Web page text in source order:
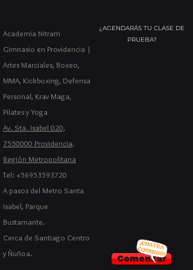
Academia Nitram
Gimnasio en Providencia |
Artes Marciales, Boxeo,
MMA, Kickboxing, Defensa
Personal, Krav Maga,
Pilates y Yoga
Av. Sta. Isabel 020,
7550000 Providencia,
Región Metropolitana
Tel: +56953593720
A pasos del Metro Santa
Isabel, Parque
Bustamante.
Cerca de Santiago Centro
y Ñuñoa.
Comenzar
¿AGENDARÁS TU CLASE DE
PRUEBA?